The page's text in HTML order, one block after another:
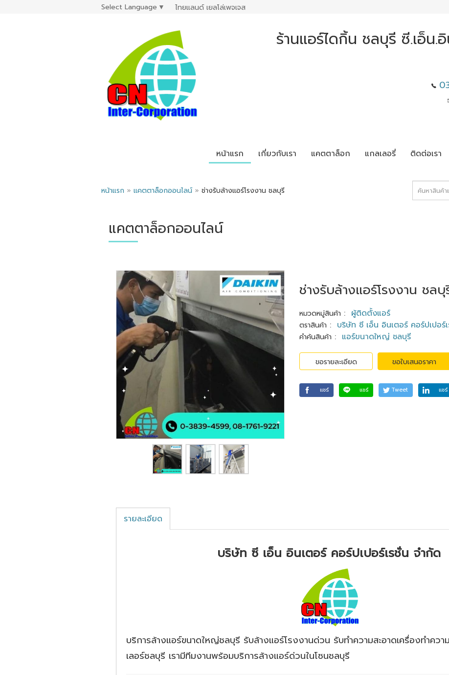
Select Language ▼ ไทยแลนด์ เยลโล่เพจเจส
ร้านแอร์ไดกิ้น ชลบุรี ซี.เอ็น.
หน้าแรก เกี่ยวกับเรา แคตตาล็อก แกลเลอรี่ ติดต่อเรา
หน้าแรก » แคตตาล็อกออนไลน์ » ช่างรับล้างแอร์โรงงาน ชลบุรี
แคตตาล็อกออนไลน์
ช่างรับล้างแอร์โรงงาน ชลบุ
หมวดหมู่สินค้า : ผู้ติดตั้งแอร์
ตราสินค้า : บริษัท ซี เอ็น อินเตอร์ คอร์ปเปอร์
คำค้นสินค้า : แอร์ขนาดใหญ่ ชลบุรี
ขอรายละเอียด ขอใบเสนอราคา
แชร์ แชร์ Tweet แชร์
รายละเอียด
บริษัท ซี เอ็น อินเตอร์ คอร์ปเปอร์เรชั่น จำกัด
บริการล้างแอร์ขนาดใหญ่ชลบุรี รับล้างแอร์โรงงานด่วน รับทำความสะอาดเครื่องทำคว
เลอร์ชลบุรี เรามีทีมงานพร้อมบริการล้างแอร์ด่วนในโซนชลบุรี